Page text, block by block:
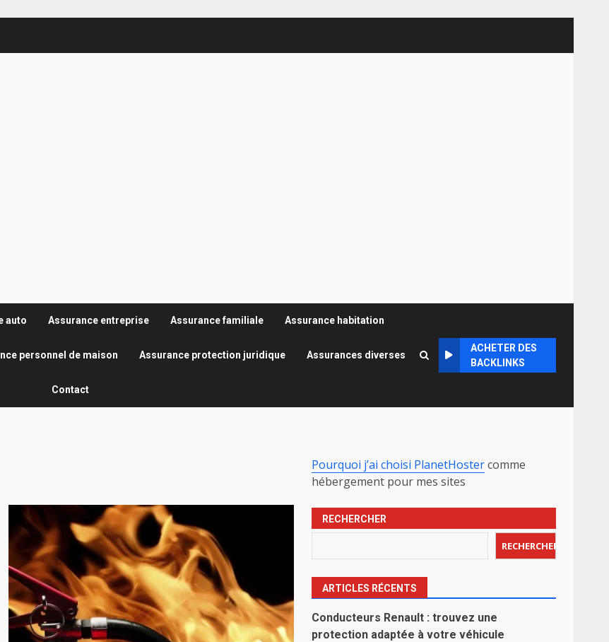
auto Assurance entreprise Assurance familiale Assurance habitation
personnel de maison Assurance protection juridique Assurances diverses
Contact
ACHETER DES
BACKLINKS
Pourquoi j’ai choisi PlanetHostercomme
hébergement pour mes sites
RECHERCHER
RECHERCHER
ARTICLES RÉCENTS
Conducteurs Renault : trouvez une
protection adaptée à votre véhicule